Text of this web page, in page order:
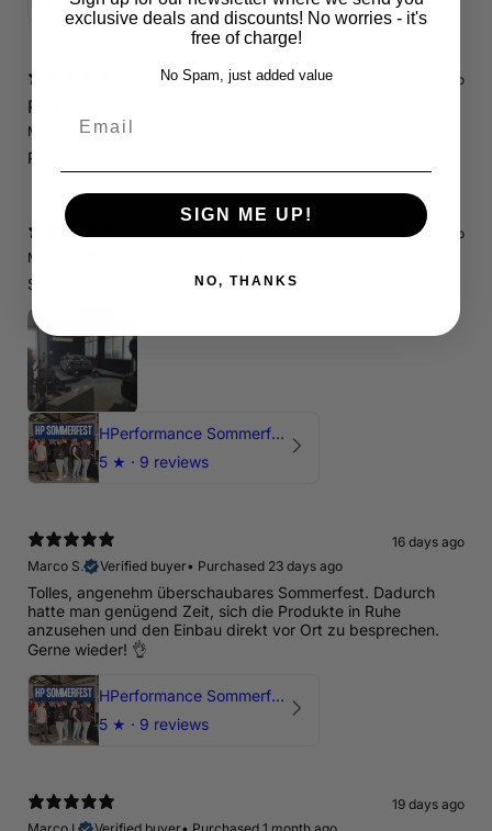
15 days ago
RS3 8P
Marcin J. Verified buyer
Polecam !
15 days ago
Marcin J.
Świetnie spedzony czas , Pozdrawiam
HPerformance Sommerfest 2026
5 ★ · 9 reviews
16 days ago
Marco S.
Verified buyer• Purchased 23 days ago
Tolles, angenehm überschaubares Sommerfest. Dadurch
hatte man genügend Zeit, sich die Produkte in Ruhe
anzusehen und den Einbau direkt vor Ort zu besprechen.
Gerne wieder! 👌
HPerformance Sommerfest 2026
5 ★ · 9 reviews
19 days ago
exclusive deals and discounts! No worries - it's
free of charge!
No Spam, just added value
SIGN ME UP!
NO, THANKS